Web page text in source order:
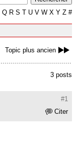
Q R S T U V W X Y Z #
Topic plus ancien
3 posts
#1
Citer